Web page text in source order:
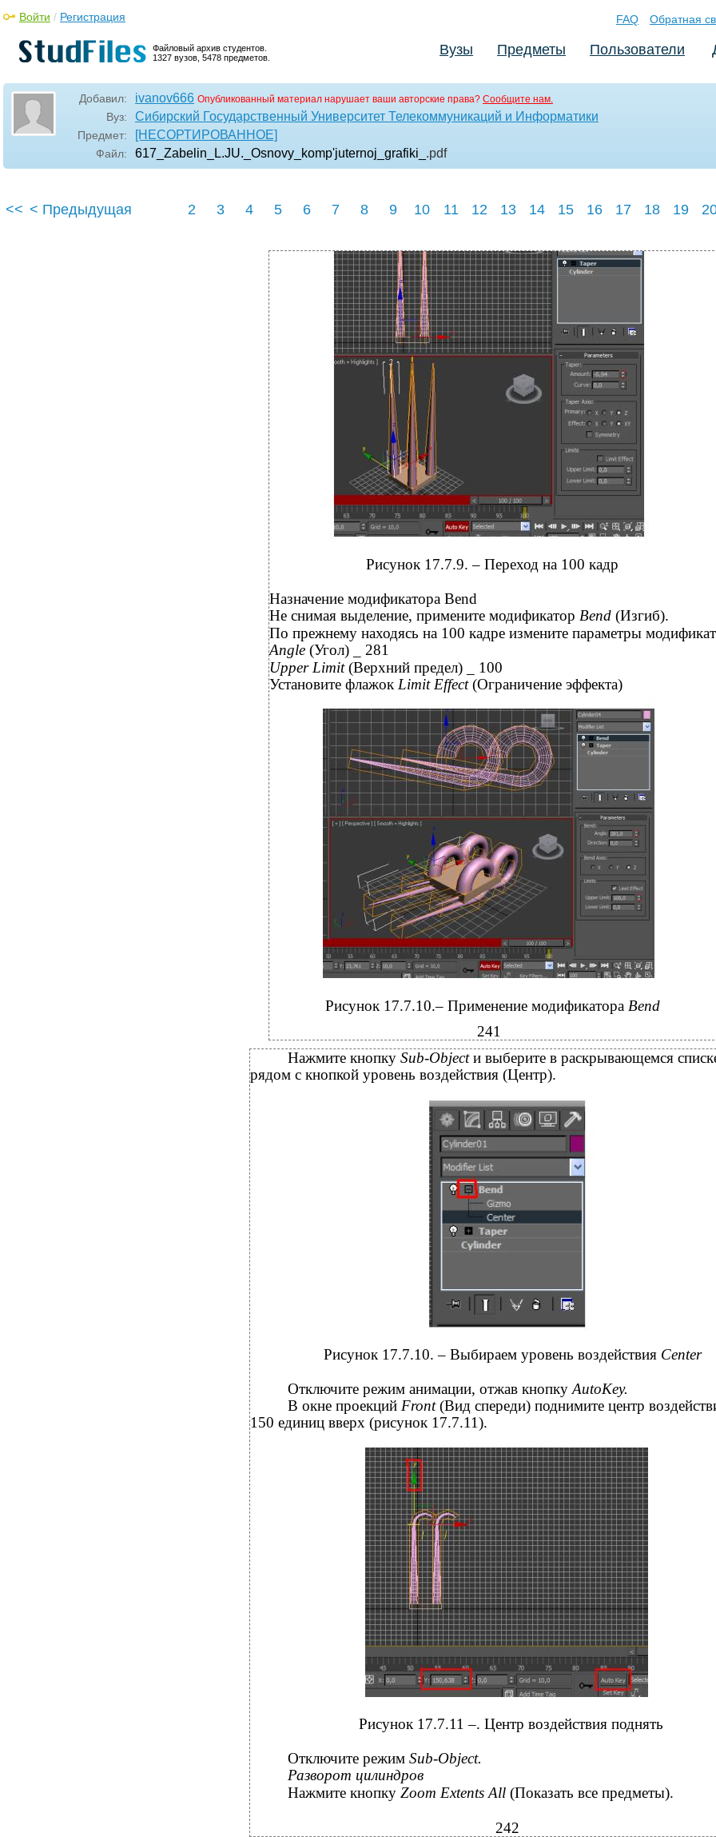
Файловый архив студентов.
1327 вузов, 5478 предметов.
Войти / Регистрация FAQ Обратная
Вузы Предметы Пользователи
Добавил: ivanov666 Опубликованный материал нарушает ваши авторские права? Сообщите нам.
Вуз: Сибирский Государственный Университет Телекоммуникаций и Информатики
Предмет: [НЕСОРТИРОВАННОЕ]
Файл: 617_Zabelin_L.JU._Osnovy_komp'juternoj_grafiki_ .pdf
<< < Предыдущая 2 3 4 5 6 7 8 9 10 11 12 13 14 15 16 17 18 19
Рисунок 17.7.9. – Переход на 100 кадр
Назначение модификатора Bend
Не снимая выделение, примените модификатор Bend (Изгиб).
По прежнему находясь на 100 кадре измените параметры
Angle (Угол) _ 281
Upper Limit(Верхний предел) _ 100
Установите флажок Limit Effect(Ограничение эффекта)
Рисунок 17.7.10.– Применение модификатора Bend
241
Нажмите кнопку Sub-Object и выберите в раскрывающемся
рядом с кнопкой уровень воздействия (Центр).
Рисунок 17.7.10. – Выбираем уровень воздействия Center
Отключите режим анимации, отжав кнопку AutoKey.
В окне проекций Front(Вид спереди) поднимите центр
150 единиц вверх (рисунок 17.7.11).
Рисунок 17.7.11 –. Центр воздействия поднять
Отключите режим Sub-Object.
Разворот цилиндров
Нажмите кнопку Zoom Extents All (Показать все предметы).
242